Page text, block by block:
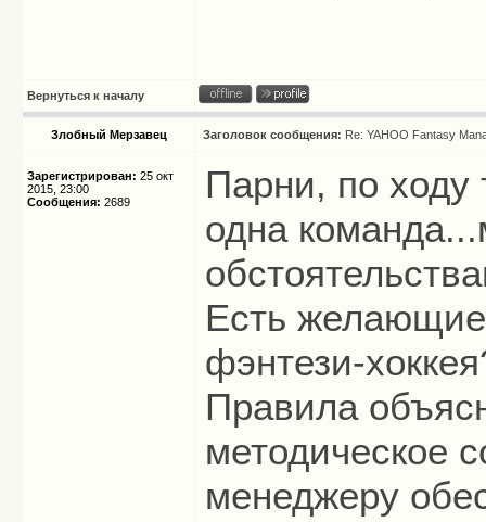
Вернуться к началу
Злобный Мерзавец Заголовок сообщения: Re: YAHOO Fantasy
Зарегистрирован: 25 окт
2015, 23:00
Сообщения: 2689
Парни, по ходу
одна
Есть
фэнтези-
Правила
методическое
менеджеру